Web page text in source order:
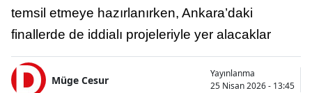
temsil etmeye hazırlanırken, Ankara’daki
finallerde de iddialı projeleriyle yer alacaklar
Müge Cesur
Yayınlanma
25 Nisan 2026 - 13:45